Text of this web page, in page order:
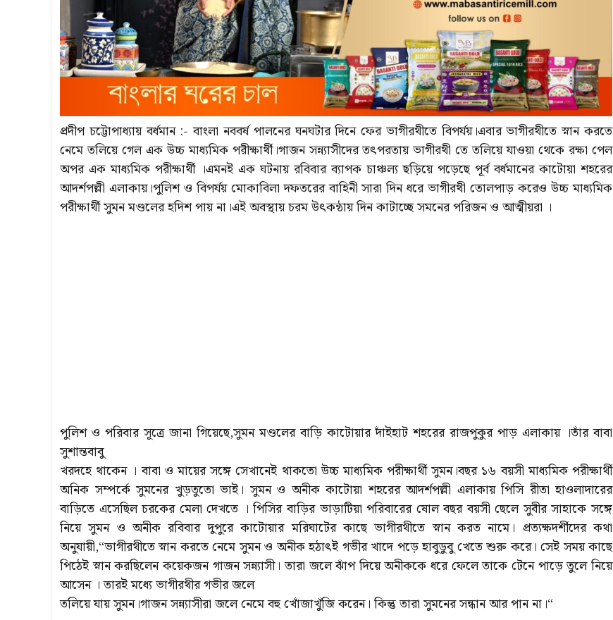
প্রদীপ চট্টোপাধ্যায় বর্ধমান :- বাংলা নববর্ষ পালনের ঘনঘটার দিনে ফের ভাগীরথীতে বিপর্যয়।এবার ভাগীরথীতে স্নান করতে
নেমে তলিয়ে গেল এক উচ্চ মাধ্যমিক পরীক্ষার্থী।গাজন সন্ন্যাসীদের তৎপরতায় ভাগীরথী তে তলিয়ে যাওয়া থেকে রক্ষা পেল
অপর এক মাধ্যমিক পরীক্ষার্থী ।এমনই এক ঘটনায় রবিবার ব্যাপক চাঞ্চল্য ছড়িয়ে পড়েছে পূর্ব বর্ধমানের কাটোয়া শহরের
আদর্শপল্লী এলাকায়।পুলিশ ও বিপর্যয় মোকাবিলা দফতরের বাহিনী সারা দিন ধরে ভাগীরথী তোলপাড় করেও উচ্চ মাধ্যমিক
পরীক্ষার্থী সুমন মণ্ডলের হদিশ পায় না।এই অবস্থায় চরম উৎকন্ঠায় দিন কাটাচ্ছে সমনের পরিজন ও আত্মীয়রা ।
পুলিশ ও পরিবার সূত্রে জানা গিয়েছে,সুমন মণ্ডলের বাড়ি কাটোয়ার দাঁইহাট শহরের রাজপুকুর পাড় এলাকায় ।তাঁর বাবা
সুশান্তবাবু
খরদহে থাকেন । বাবা ও মায়ের সঙ্গে সেখানেই থাকতো উচ্চ মাধ্যমিক পরীক্ষার্থী সুমন।বছর ১৬ বয়সী মাধ্যমিক পরীক্ষার্থী
অনিক সম্পর্কে সুমনের খুড়তুতো ভাই। সুমন ও অনীক কাটোয়া শহরের আদর্শপল্লী এলাকায় পিসি রীতা হাওলাদারের
বাড়িতে এসেছিল চরকের মেলা দেখতে । পিসির বাড়ির ভাড়াটিয়া পরিবারের ষোল বছর বয়সী ছেলে সুবীর সাহাকে সঙ্গে
নিয়ে সুমন ও অনীক রবিবার দুপুরে কাটোয়ার মরিঘাটের কাছে ভাগীরথীতে স্নান করত নামে। প্রত্যক্ষদর্শীদের কথা
অনুযায়ী,“ভাগীরথীতে স্নান করতে নেমে সুমন ও অনীক হঠাৎই গভীর খাদে পড়ে হাবুডুবু খেতে শুরু করে। সেই সময় কাছে
পিঠেই স্নান করছিলেন কয়েকজন গাজন সন্ন্যাসী। তারা জলে ঝাঁপ দিয়ে অনীককে ধরে ফেলে তাকে টেনে পাড়ে তুলে নিয়ে
আসেন । তারই মধ্যে ভাগীরথীর গভীর জলে
তলিয়ে যায় সুমন।গাজন সন্ন্যাসীরা জলে নেমে বহু খোঁজাখুঁজি করেন। কিন্তু তারা সুমনের সন্ধান আর পান না।“